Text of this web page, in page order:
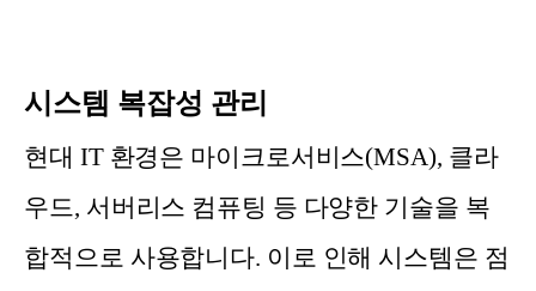
시스템 복잡성 관리
현대 IT 환경은 마이크로서비스(MSA), 클라
우드, 서버리스 컴퓨팅 등 다양한 기술을 복
합적으로 사용합니다. 이로 인해 시스템은 점